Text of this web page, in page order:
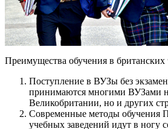
Преимущества обучения в
Поступление в ВУЗы без
принимаются многими ВУЗами
Великобритании, но и других
Современные методы обучения
учебных заведений идут в ногу